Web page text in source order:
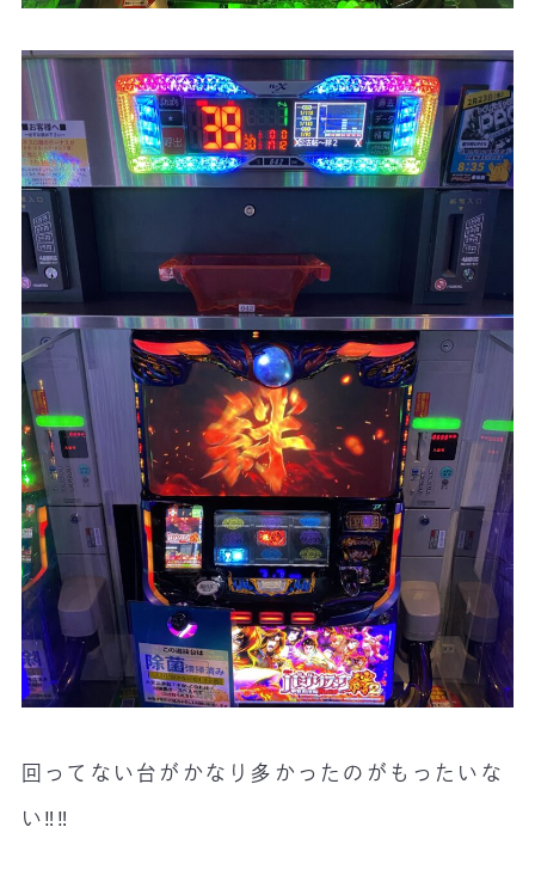
回ってない台がかなり多かったのがもったいな
い‼️‼️